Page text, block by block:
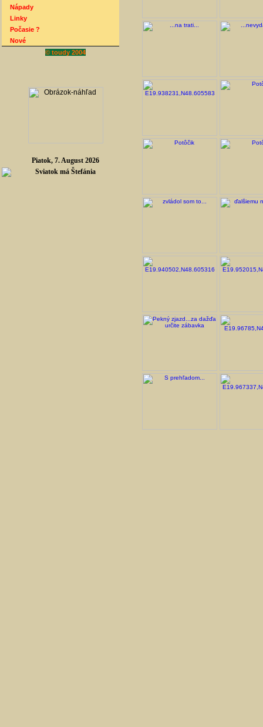
Nápady
Linky
Počasie ?
Nové
© toudy 2004
Piatok, 7. August 2026
Sviatok má Štefánia